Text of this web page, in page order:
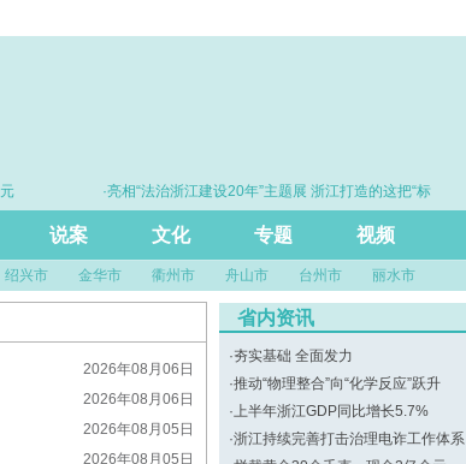
·亮相“法治浙江建设20年”主题展 浙江打造的这把“标
说案 文化 专题 视频
绍兴市 金华市 衢州市 舟山市 台州市 丽水市
2026年08月06日
2026年08月06日
2026年08月05日
2026年08月05日
省内资讯
·夯实基础 全面发力
·推动“物理整合”向“化学反应”跃升
·上半年浙江GDP同比增长5.7%
·浙江持续完善打击治理电诈工作体系